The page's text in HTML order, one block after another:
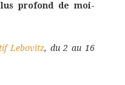
profond de moi-
Lebovitz, du 2 au 16